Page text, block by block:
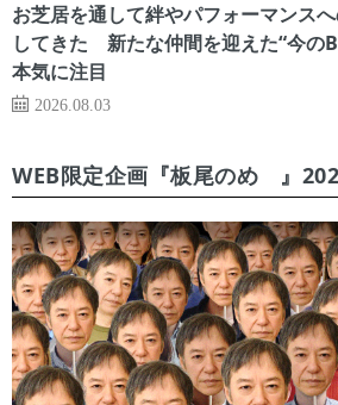
お芝居を通して絆やパフォーマンス
してきた 新たな仲間を迎えた“今の
本気に注目
2026.08.03
WEB限定企画『板尾のめ゙』